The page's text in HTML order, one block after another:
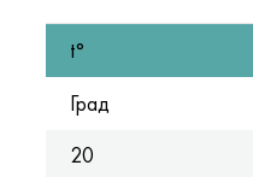
t°
Град
20